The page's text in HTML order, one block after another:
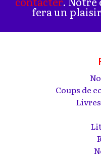
fera un
Coups de